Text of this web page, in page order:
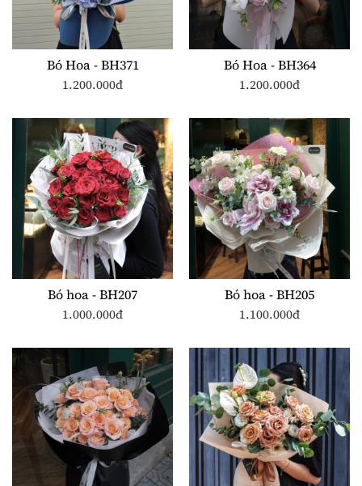
Bó Hoa - BH371
1.200.000đ
Bó Hoa - BH364
1.200.000đ
Bó hoa - BH207
1.000.000đ
Bó hoa - BH205
1.100.000đ